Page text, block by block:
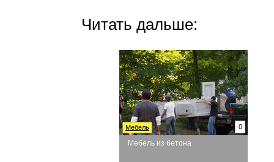
Читать дальше:
Мебель из бетона
0
Мебель